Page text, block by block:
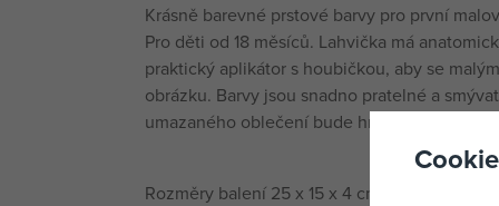
Krásně barevné prstové barvy pro první
Pro děti od 18 měsíců. Lahvička má
praktický aplikátor s houbičkou, aby se
obrázku. Barvy jsou snadno pratelné a
umazaného oblečení bude hračkou.
Rozměry balení 25 x 15 x 4 cm.